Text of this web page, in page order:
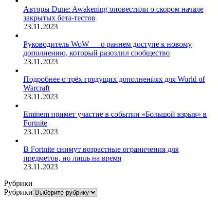
Авторы Dune: Awakening оповестили о скором начале
закрытых бета-тестов
23.11.2023
Руководитель WoW — о раннем доступе к новому
дополнению, который разозлил сообщество
23.11.2023
Подробнее о трёх грядущих дополнениях для World of
Warcraft
23.11.2023
Eminem примет участие в событии «Большой взрыв» в
Fortnite
23.11.2023
В Fortnite снимут возрастные ограничения для
предметов, но лишь на время
23.11.2023
Рубрики
Рубрики